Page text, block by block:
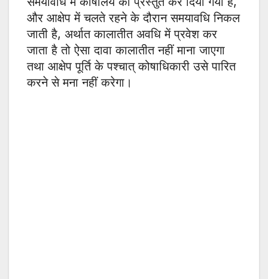
और आक्षेप में चलते रहने के दौरान समयावधि निकल
जाती है, अर्थात कालातीत अवधि में प्रवेश कर
जाता है तो ऐसा दावा कालातीत नहीं माना जाएगा
तथा आक्षेप पूर्ति के पश्चात् कोषाधिकारी उसे पारित
करने से मना नहीं करेगा।